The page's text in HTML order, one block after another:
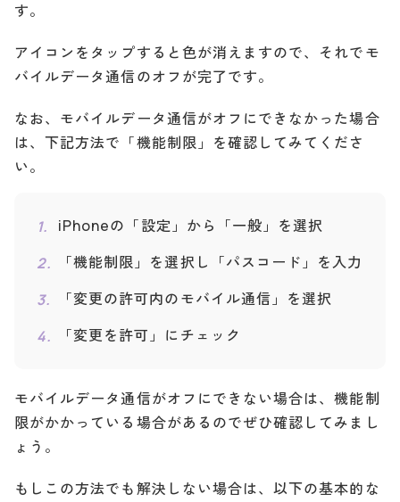
す。
アイコンをタップすると色が消えますので、それでモ
バイルデータ通信のオフが完了です。
なお、モバイルデータ通信がオフにできなかった場合
は、下記方法で「機能制限」を確認してみてくださ
い。
iPhoneの「設定」から「一般」を選択
「機能制限」を選択し「パスコード」を入力
「変更の許可内のモバイル通信」を選択
「変更を許可」にチェック
モバイルデータ通信がオフにできない場合は、機能制
限がかかっている場合があるのでぜひ確認してみまし
ょう。
もしこの方法でも解決しない場合は、以下の基本的な